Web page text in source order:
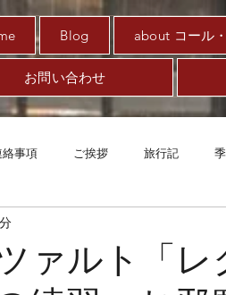
Blog about コール
お問い合わせ
絡事項 ご挨拶 旅行記
対新型コロナ
ァルト「レ